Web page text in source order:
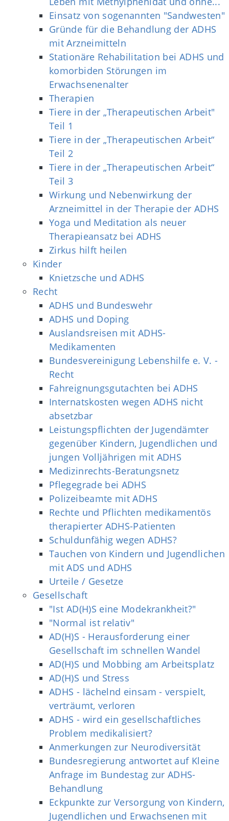
Einsatz von sogenannten "Sandwesten"
Gründe für die Behandlung der ADHS
mit Arzneimitteln
Stationäre Rehabilitation bei ADHS und
komorbiden Störungen im
Erwachsenenalter
Therapien
Tiere in der „Therapeutischen Arbeit"
Teil 1
Tiere in der „Therapeutischen Arbeit“
Teil 2
Tiere in der „Therapeutischen Arbeit“
Teil 3
Wirkung und Nebenwirkung der
Arzneimittel in der Therapie der ADHS
Yoga und Meditation als neuer
Therapieansatz bei ADHS
Zirkus hilft heilen
Kinder
Knietzsche und ADHS
Recht
ADHS und Bundeswehr
ADHS und Doping
Auslandsreisen mit ADHS-
Medikamenten
Bundesvereinigung Lebenshilfe e. V. -
Recht
Fahreignungsgutachten bei ADHS
Internatskosten wegen ADHS nicht
absetzbar
Leistungspflichten der Jugendämter
gegenüber Kindern, Jugendlichen und
jungen Volljährigen mit ADHS
Medizinrechts-Beratungsnetz
Pflegegrade bei ADHS
Polizeibeamte mit ADHS
Rechte und Pflichten medikamentös
therapierter ADHS-Patienten
Schuldunfähig wegen ADHS?
Tauchen von Kindern und Jugendlichen
mit ADS und ADHS
Urteile / Gesetze
Gesellschaft
"Ist AD(H)S eine Modekrankheit?"
"Normal ist relativ"
AD(H)S - Herausforderung einer
Gesellschaft im schnellen Wandel
AD(H)S und Mobbing am Arbeitsplatz
AD(H)S und Stress
ADHS - lächelnd einsam - verspielt,
verträumt, verloren
ADHS - wird ein gesellschaftliches
Problem medikalisiert?
Anmerkungen zur Neurodiversität
Bundesregierung antwortet auf Kleine
Anfrage im Bundestag zur ADHS-
Behandlung
Eckpunkte zur Versorgung von Kindern,
Jugendlichen und Erwachsenen mit